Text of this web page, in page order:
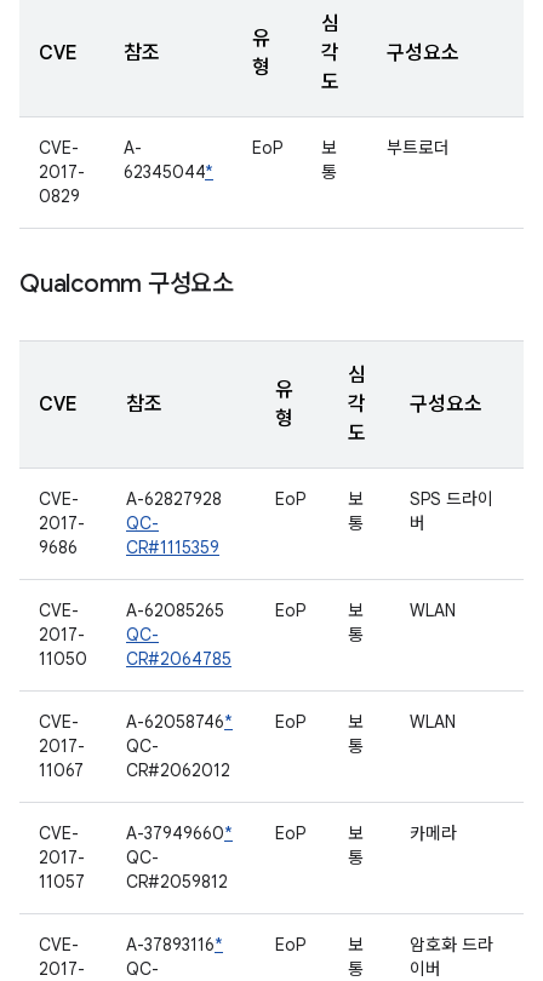
CVE 참조
유
형
심
각
도
구성요소
CVE-
2017-
0829
A-
62345044*
EoP
보
통
부트로더
Qualcomm 구성요소
CVE 참조
유
형
심
각
도
구성요소
CVE-
2017-
9686
A-62827928
QC-
CR#1115359
EoP
보
통
SPS 드라이
버
CVE-
2017-
11050
A-62085265
QC-
CR#2064785
EoP
보
통
WLAN
CVE-
2017-
11067
A-62058746*
QC-
CR#2062012
EoP
보
통
WLAN
CVE-
2017-
11057
A-37949660*
QC-
CR#2059812
EoP
보
통
카메라
CVE-
2017-
A-37893116*
QC-
EoP
보
통
암호화 드라
이버